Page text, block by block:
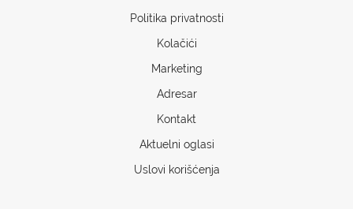
Politika privatnosti
Kolačići
Marketing
Adresar
Kontakt
Aktuelni oglasi
Uslovi korišćenja